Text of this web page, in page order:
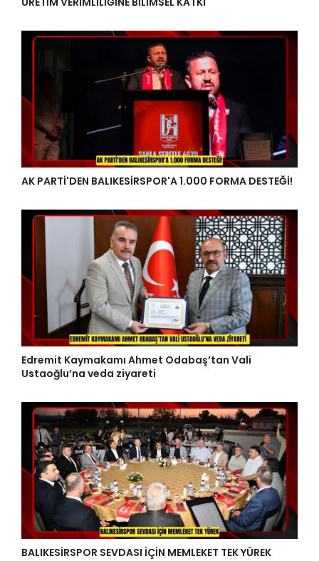
AK PARTİ'DEN BALIKESİRSPOR'A 1.000 FORMA DESTEĞİ!
Edremit Kaymakamı Ahmet Odabaş’tan Vali
Ustaoğlu’na veda ziyareti
BALIKESİRSPOR SEVDASI İÇİN MEMLEKET TEK YÜREK